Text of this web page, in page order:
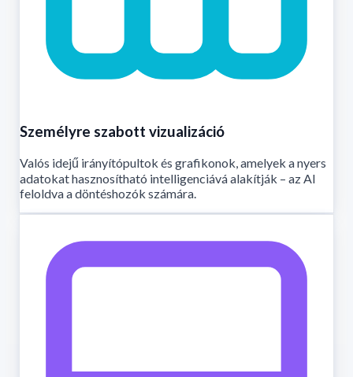
Személyre szabott vizualizáció
Valós idejű irányítópultok és grafikonok, amelyek a nyers
adatokat hasznosítható intelligenciává alakítják – az AI
feloldva a döntéshozók számára.